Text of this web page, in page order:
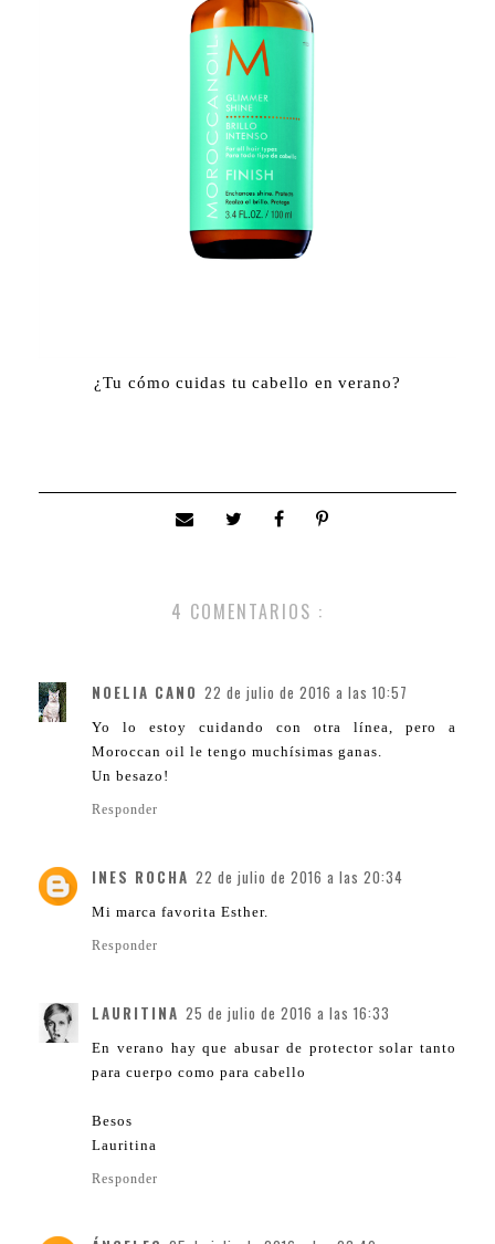
¿Tu cómo cuidas tu cabello en verano?
4 COMENTARIOS :
NOELIA CANO 22 de julio de 2016 a las 10:57
Yo lo estoy cuidando con otra línea, pero a
Moroccan oil le tengo muchísimas ganas.
Un besazo!
Responder
INES ROCHA 22 de julio de 2016 a las 20:34
Mi marca favorita Esther.
Responder
LAURITINA 25 de julio de 2016 a las 16:33
En verano hay que abusar de protector solar tanto
para cuerpo como para cabello
Besos
Lauritina
Responder